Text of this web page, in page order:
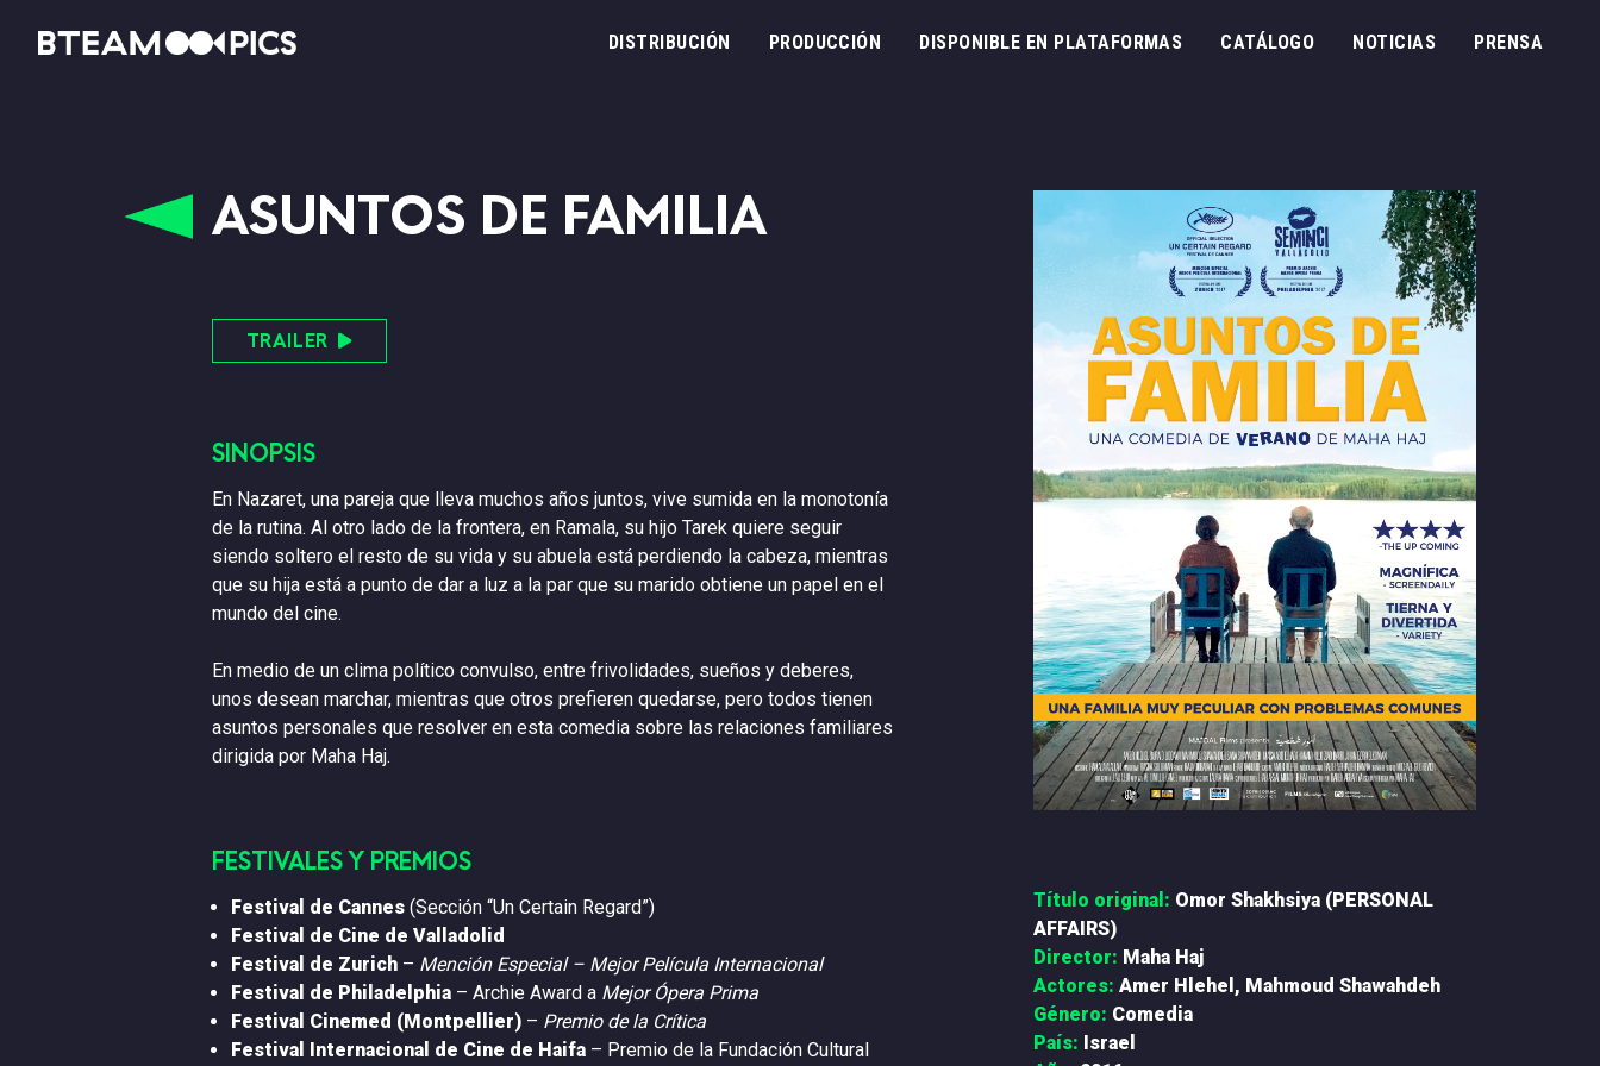
DISTRIBUCIÓN PRODUCCIÓN DISPONIBLE EN PLATAFORMAS CATÁLOGO NOTICIAS PRENSA
Título original: Omor Shakhsiya (PERSONAL
AFFAIRS)
Director: Maha Haj
Actores: Amer Hlehel, Mahmoud Shawahdeh
Género: Comedia
País: Israel
ASUNTOS DE FAMILIA
TRAILER
SINOPSIS
En Nazaret, una pareja que lleva muchos años juntos, vive sumida en la monotonía
de la rutina. Al otro lado de la frontera, en Ramala, su hijo Tarek quiere seguir
siendo soltero el resto de su vida y su abuela está perdiendo la cabeza, mientras
que su hija está a punto de dar a luz a la par que su marido obtiene un papel en el
mundo del cine.
En medio de un clima político convulso, entre frivolidades, sueños y deberes,
unos desean marchar, mientras que otros prefieren quedarse, pero todos tienen
asuntos personales que resolver en esta comedia sobre las relaciones familiares
dirigida por Maha Haj.
FESTIVALES Y PREMIOS
Festival de Cannes(Sección “Un Certain Regard”)
Festival de Cine de Valladolid
Festival de Zurich– Mención Especial – Mejor Película Internacional
Festival de Philadelphia– Archie Award aMejor Ópera Prima
Festival Cinemed (Montpellier)– Premio de la Crítica
Festival Internacional de Cine de Haifa– Premio de la Fundación Cultural